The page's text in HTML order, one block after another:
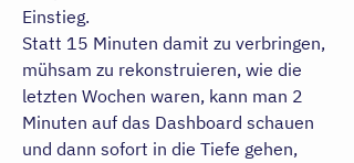
Einstieg.
Statt 15 Minuten damit zu verbringen,
mühsam zu rekonstruieren, wie die
letzten Wochen waren, kann man 2
Minuten auf das Dashboard schauen
und dann sofort in die Tiefe gehen,